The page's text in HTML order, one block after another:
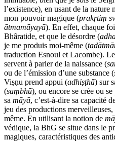
l’existence), en usant de la nature
mon pouvoir magique (prakṛtiṃ
ātmamāyayā). En effet, chaque
Bhâratide, et que le désordre (
je me produis moi-même (
traduction Esnoul et Lacombe).
servent à parler de la naissance (
ou de l’émission d’une substance (
Viṣṇu prend appui (adhiṣṭhā) sur
(saṃbhū), ou encore se crée ou
sa māyā, c’est-à-dire sa capacité
jeu des productions
même. En utilisant la notion de
védique, la BhG se situe dans le
magiques, caractéristiques des